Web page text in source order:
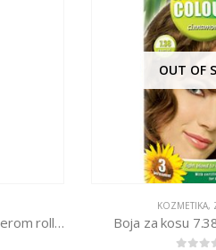
Dezodorans kristal s aloe verom roll on 50ml
OUT OF
KOZMETIKA,
Boja za kosu